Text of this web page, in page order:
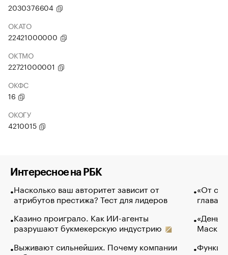
2030376604
ОКАТО
22421000000
ОКТМО
22721000001
ОКФС
16
ОКОГУ
4210015
Интересное на РБК
Насколько ваш авторитет зависит от
атрибутов престижа? Тест для лидеров
Казино проиграло. Как ИИ-агенты
разрушают букмекерскую индустрию
Выживают сильнейших. Почему компании
«От
глава
Маск в